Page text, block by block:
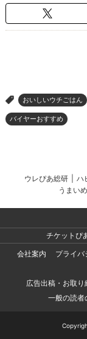
> おいしいウチごはん
バイヤーおすすめ
ウレぴあ総研 ハ
うまい
チケットぴ
会社案内
プライバ
広告出稿・お取
一般の読者